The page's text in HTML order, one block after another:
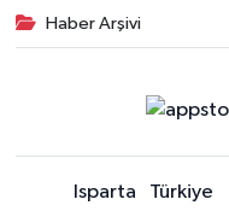
Haber Arşivi
Isparta Türkiye